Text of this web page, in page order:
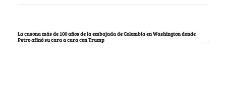
La casona más de 100 años de la embajada de Colombia en Washington donde
Petro afinó su cara a cara con Trump